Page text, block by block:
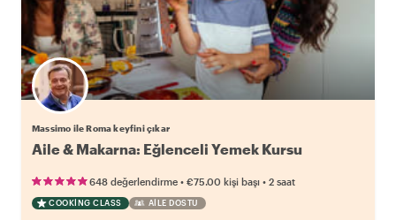
Massimo ile Roma keyfini çıkar
Aile & Makarna: Eğlenceli Yemek Kursu
648 değerlendirme • €75.00 kişi başı • 2 saat
COOKING CLASS AILE DOSTU